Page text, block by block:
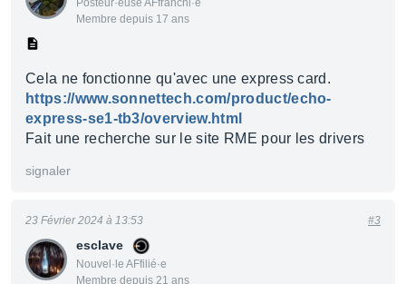
Posteur·euse AFfranchi·e
Membre depuis 17 ans
Cela ne fonctionne qu'avec une express card.
https://www.sonnettech.com/product/echo-
express-se1-tb3/overview.html
Fait une recherche sur le site RME pour les drivers
signaler
esclave
Nouvel·le AFfilié·e
Membre depuis 21 ans
23 Février 2024 à 13:53 #3